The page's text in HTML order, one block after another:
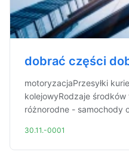
dobrać części
motoryzacjaPrzesyłki
kolejowyRodzaje
różnorodne - samochody
30.11.-0001